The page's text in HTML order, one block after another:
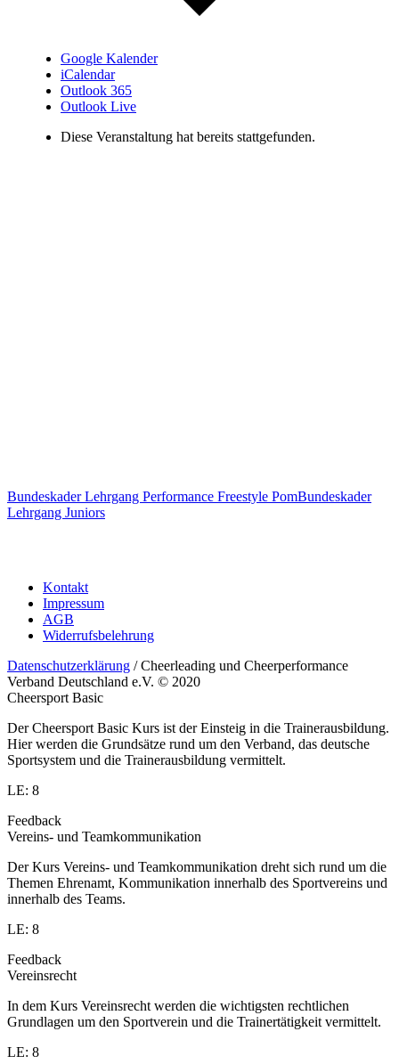
Google Kalender
iCalendar
Outlook 365
Outlook Live
Diese Veranstaltung hat bereits stattgefunden.
Bundeskader Lehrgang Performance Freestyle PomBundeskader
Lehrgang Juniors
Kontakt
Impressum
AGB
Widerrufsbelehrung
Datenschutzerklärung / Cheerleading und Cheerperformance
Verband Deutschland e.V. © 2020
Cheersport Basic
Der Cheersport Basic Kurs ist der Einsteig in die Trainerausbildung.
Hier werden die Grundsätze rund um den Verband, das deutsche
Sportsystem und die Trainerausbildung vermittelt.
LE: 8
Feedback
Vereins- und Teamkommunikation
Der Kurs Vereins- und Teamkommunikation dreht sich rund um die
Themen Ehrenamt, Kommunikation innerhalb des Sportvereins und
innerhalb des Teams.
LE: 8
Feedback
Vereinsrecht
In dem Kurs Vereinsrecht werden die wichtigsten rechtlichen
Grundlagen um den Sportverein und die Trainertätigkeit vermittelt.
LE: 8